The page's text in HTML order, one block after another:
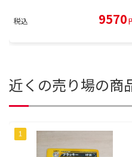
税込 9570
近くの売り場の商